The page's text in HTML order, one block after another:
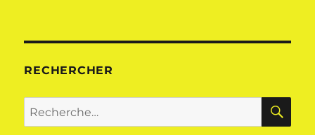
RECHERCHER
Recherche
pour :